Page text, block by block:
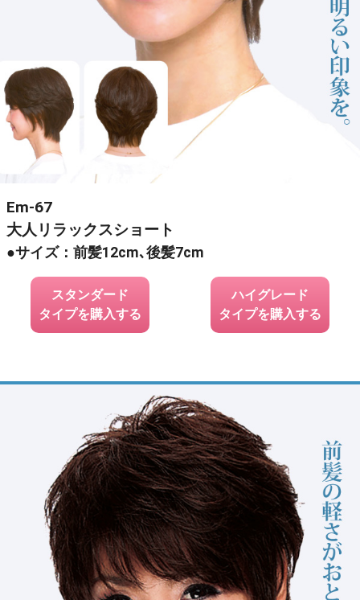
Em-67
大人リラックスショート
●サイズ：前髪12cm､後髪7cm
スタンダード
タイプを購入する
ハイグレード
タイプを購入する